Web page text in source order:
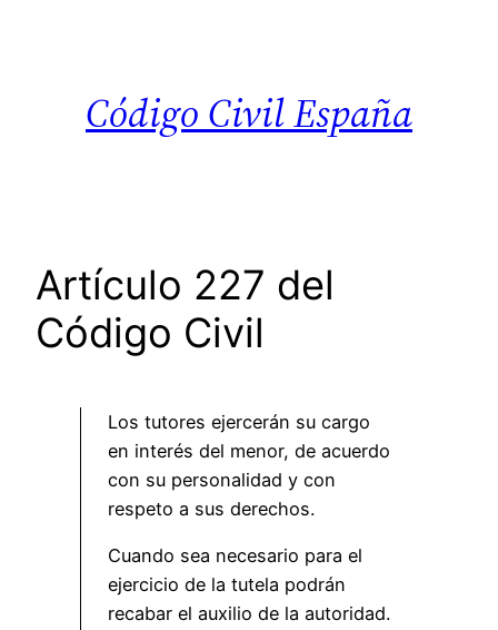
Código Civil España
Artículo 227 del
Código Civil
Los tutores ejercerán su cargo
en interés del menor, de acuerdo
con su personalidad y con
respeto a sus derechos.
Cuando sea necesario para el
ejercicio de la tutela podrán
recabar el auxilio de la autoridad.